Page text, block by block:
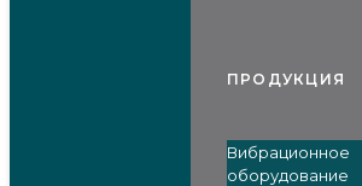
ПРОДУКЦИЯ
Вибрационное
оборудование